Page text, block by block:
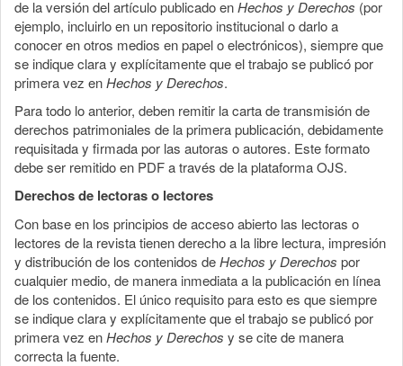
de la versión del artículo publicado enHechos y Derechos (por
ejemplo, incluirlo en un repositorio institucional o darlo a
conocer en otros medios en papel o electrónicos), siempre que
se indique clara y explícitamente que el trabajo se publicó por
primera vez enHechos y Derechos.
Para todo lo anterior, deben remitir la carta de transmisión de
derechos patrimoniales de la primera publicación, debidamente
requisitada y firmada por las autoras o autores. Este formato
debe ser remitido en PDF a través de la plataforma OJS.
Derechos de lectoras o lectores
Con base en los principios de acceso abierto las lectoras o
lectores de la revista tienen derecho a la libre lectura, impresión
y distribución de los contenidos deHechos y Derechos por
cualquier medio, de manera inmediata a la publicación en línea
de los contenidos. El único requisito para esto es que siempre
se indique clara y explícitamente que el trabajo se publicó por
primera vez enHechos y Derechos y se cite de manera
correcta la fuente.